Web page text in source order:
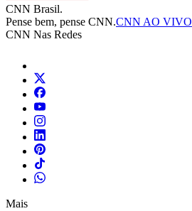
CNN Brasil.
Pense bem, pense CNN.CNN AO VIVO
CNN Nas Redes
Mais